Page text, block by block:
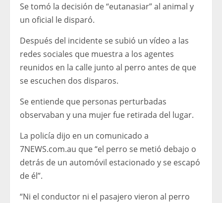
Se tomó la decisión de “eutanasiar” al animal y
un oficial le disparó.
Después del incidente se subió un vídeo a las
redes sociales que muestra a los agentes
reunidos en la calle junto al perro antes de que
se escuchen dos disparos.
Se entiende que personas perturbadas
observaban y una mujer fue retirada del lugar.
La policía dijo en un comunicado a
7NEWS.com.au que “el perro se metió debajo o
detrás de un automóvil estacionado y se escapó
de él”.
“Ni el conductor ni el pasajero vieron al perro